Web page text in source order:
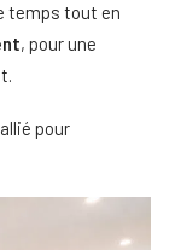
temps tout en
, pour une
pour